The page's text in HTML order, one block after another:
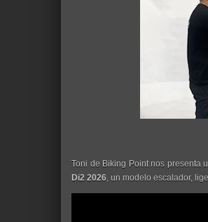
Toni de Biking Point nos presenta
Di2 2026, un modelo escalador,